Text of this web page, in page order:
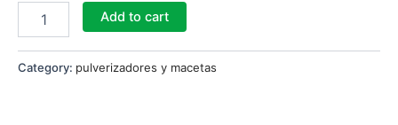
Add to cart
Category: pulverizadores y macetas